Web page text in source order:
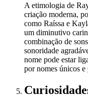
A etimologia de
criação moderna,
como Raíssa e
um diminutivo
combinação de
sonoridade
nome pode estar
por nomes únicos e